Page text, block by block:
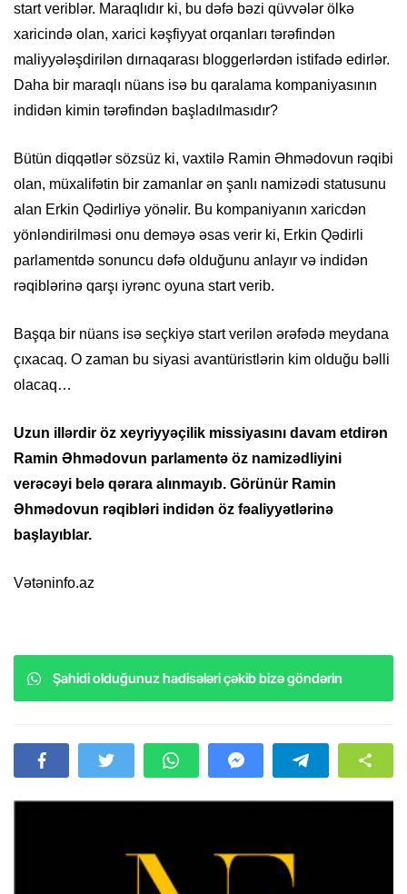
start veriblər. Maraqlıdır ki, bu dəfə bəzi qüvvələr ölkə
xaricində olan, xarici kəşfiyyat orqanları tərəfindən
maliyyələşdirilən dırnaqarası bloggerlərdən istifadə edirlər.
Daha bir maraqlı nüans isə bu qaralama kompaniyasının
indidən kimin tərəfindən başladılmasıdır?
Bütün diqqətlər sözsüz ki, vaxtilə Ramin Əhmədovun rəqibi
olan, müxalifətin bir zamanlar ən şanlı namizədi statusunu
alan Erkin Qədirliyə yönəlir. Bu kompaniyanın xaricdən
yönləndirilməsi onu deməyə əsas verir ki, Erkin Qədirli
parlamentdə sonuncu dəfə olduğunu anlayır və indidən
rəqiblərinə qarşı iyrənc oyuna start verib.
Başqa bir nüans isə seçkiyə start verilən ərəfədə meydana
çıxacaq. O zaman bu siyasi avantüristlərin kim olduğu bəlli
olacaq…
Uzun illərdir öz xeyriyyəçilik missiyasını davam etdirən
Ramin Əhmədovun parlamentə öz namizədliyini
verəcəyi belə qərara alınmayıb. Görünür Ramin
Əhmədovun rəqibləri indidən öz fəaliyyətlərinə
başlayıblar.
Vətəninfo.az
Şahidi olduğunuz hadisələri çəkib bizə göndərin